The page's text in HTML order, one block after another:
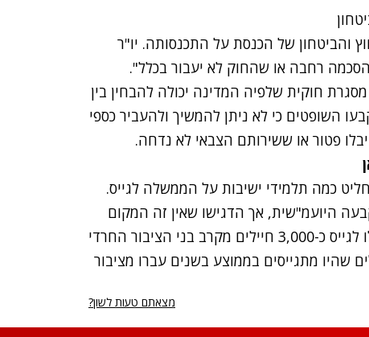
והביטחון של הכנסת על התכנסותה. יו"ר
רחבה או שהחוק לא יעבור בכלל".
חוקית שלפיה המדינה יכולה להבחין בין
השופטים כי לא ניתן להמשיך ולהעביר כספי
פטור או ששירותם הצבאי לא נדחה.
כמה תלמידי ישיבות על הממשלה לגייס.
היועמ"שית, אך הדגישו שאין זה המקום
לדון בו. "היועמ"שית עדכנה כי רשויות צה"ל יוכלו לגייס כ-3,000 חיילים מקרב בני הציבור החרדי
שהיו מתגייסים בממוצע בשנים עברו מציבור
מצאתם טעות לשון?